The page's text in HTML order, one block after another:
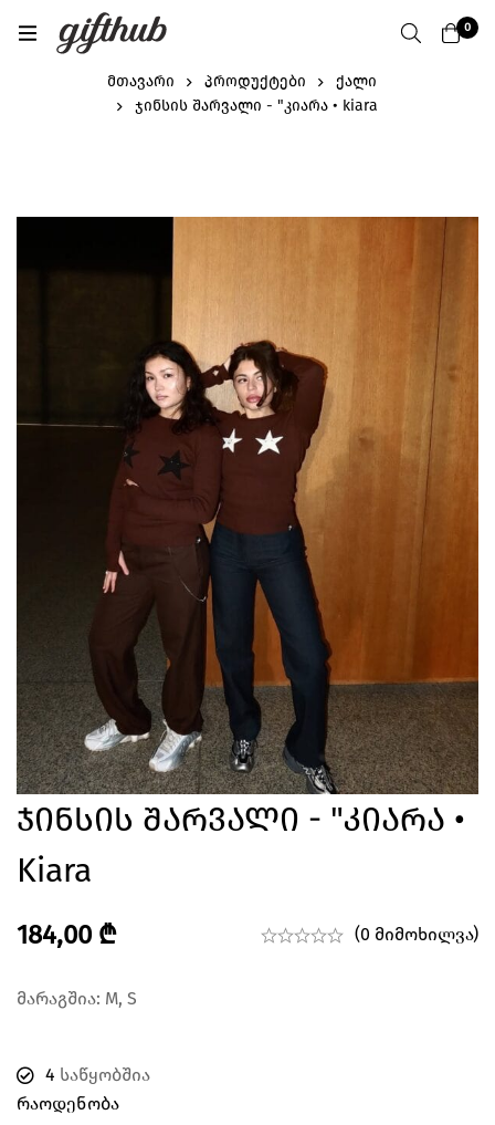
0
მთავარი პროდუქტები
ქალი
ჯინსის შარვალი - "კიარა • kiara
Ჯინსის Შარვალი - "კიარა •
Kiara
184,00 ₾ (0 მიმოხილვა)
მარაგშია: M, S
4 საწყობშია
Რაოდენობა